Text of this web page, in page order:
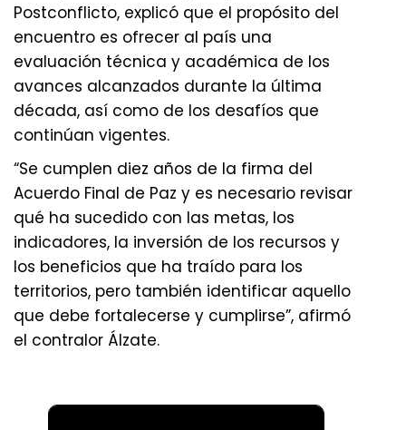
Postconflicto, explicó que el propósito del
encuentro es ofrecer al país una
evaluación técnica y académica de los
avances alcanzados durante la última
década, así como de los desafíos que
continúan vigentes.
“Se cumplen diez años de la firma del
Acuerdo Final de Paz y es necesario revisar
qué ha sucedido con las metas, los
indicadores, la inversión de los recursos y
los beneficios que ha traído para los
territorios, pero también identificar aquello
que debe fortalecerse y cumplirse”, afirmó
el contralor Álzate.